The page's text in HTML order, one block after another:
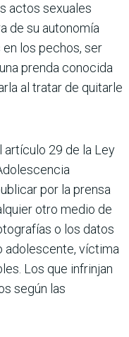
actos sexuales
de su autonomía
los pechos, ser
prenda conocida
al tratar de quitarle
artículo 29 de la Ley
por la prensa
otro medio de
o los datos
adolescente, víctima
Los que infrinjan
según las